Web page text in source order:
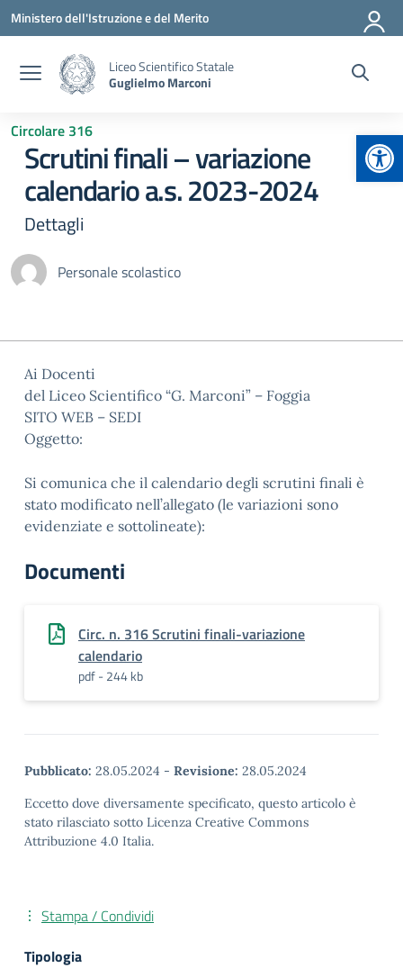
Vai ai contenuti
Vai al menu di navigazione
Vai al footer
Ministero dell'Istruzione e del Merito
Liceo Scientifico Statale
Guglielmo Marconi
Circolare 316
Scrutini finali – variazione
calendario a.s. 2023-2024
Dettagli
Personale scolastico
Ai Docenti
del Liceo Scientifico “G. Marconi” – Foggia
SITO WEB – SEDI
Oggetto:
Si comunica che il calendario degli scrutini finali è
stato modificato nell’allegato (le variazioni sono
evidenziate e sottolineate):
Documenti
Circ. n. 316 Scrutini finali-variazione
calendario
pdf - 244 kb
Pubblicato: 28.05.2024 - Revisione: 28.05.2024
Eccetto dove diversamente specificato, questo articolo è
stato rilasciato sotto Licenza Creative Commons
Attribuzione 4.0 Italia.
Stampa / Condividi
Tipologia